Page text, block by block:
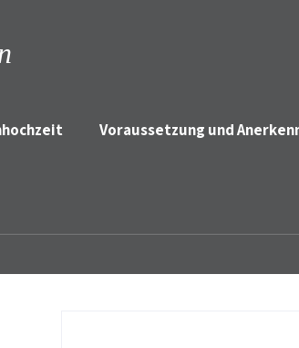
Voraussetzung und